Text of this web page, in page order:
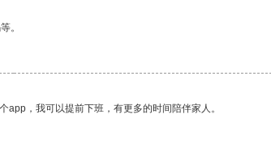
。
，我可以提前下班，有更多的时间陪伴家人。